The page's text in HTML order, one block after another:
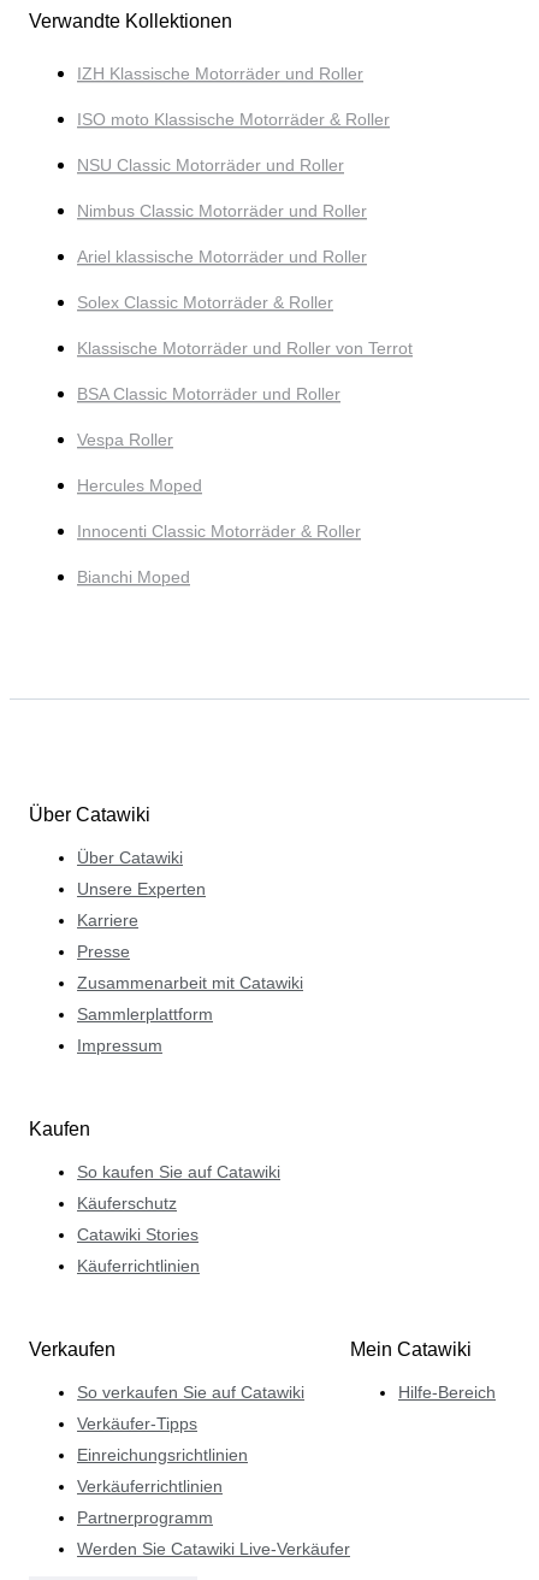
Verwandte Kollektionen
IZH Klassische Motorräder und Roller
ISO moto Klassische Motorräder & Roller
NSU Classic Motorräder und Roller
Nimbus Classic Motorräder und Roller
Ariel klassische Motorräder und Roller
Solex Classic Motorräder & Roller
Klassische Motorräder und Roller von Terrot
BSA Classic Motorräder und Roller
Vespa Roller
Hercules Moped
Innocenti Classic Motorräder & Roller
Bianchi Moped
Über Catawiki
Über Catawiki
Unsere Experten
Karriere
Presse
Zusammenarbeit mit Catawiki
Sammlerplattform
Impressum
Kaufen
So kaufen Sie auf Catawiki
Käuferschutz
Catawiki Stories
Käuferrichtlinien
Verkaufen
So verkaufen Sie auf Catawiki
Verkäufer-Tipps
Einreichungsrichtlinien
Verkäuferrichtlinien
Partnerprogramm
Werden Sie Catawiki Live-Verkäufer
Mein Catawiki
Hilfe-Bereich